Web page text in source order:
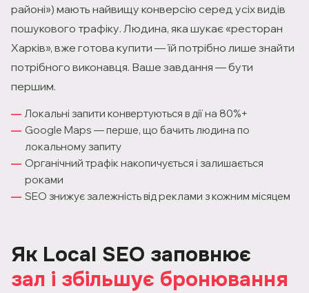
районі») мають найвищу конверсію серед усіх видів
пошукового трафіку. Людина, яка шукає «ресторан
Харків», вже готова купити — їй потрібно лише знайти
потрібного виконавця. Ваше завдання — бути
першим.
Локальні запити конвертуються в дії на 80%+
Google Maps — перше, що бачить людина по
локальному запиту
Органічний трафік накопичується і залишається
роками
SEO знижує залежність від реклами з кожним місяцем
Як Local SEO заповнює
зал і збільшує бронювання